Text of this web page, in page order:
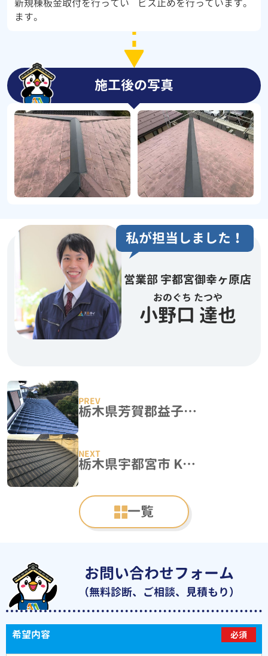
新規棟板金取付を行ってい
ます。
ビス止めを行っています。
施工後の写真
私が担当しました！
営業部 宇都宮御幸ヶ原店
おのぐち たつや
小野口 達也
栃木県芳賀郡益子町 Y様邸 屋根瓦葺き替え工事
一覧
栃木県宇都宮市 K様邸 屋根葺き替え工事『Tルーフ クラシックN』
お問い合わせフォーム
（無料診断、ご相談、見積もり）
希望内容 必須